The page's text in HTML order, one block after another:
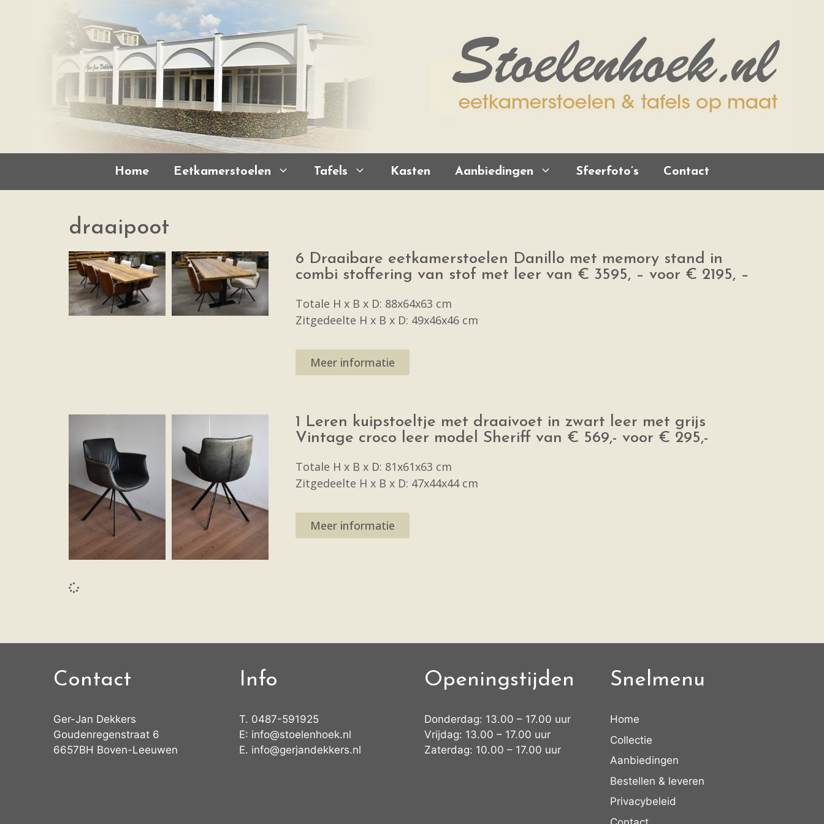
Home Eetkamerstoelen Tafels Kasten Aanbiedingen Sfeerfoto’s Contact
draaipoot
6 Draaibare eetkamerstoelen Danillo met memory stand in
combi stoffering van stof met leer van € 3595, – voor € 2195, –
Totale H x B x D: 88x64x63 cm
Zitgedeelte H x B x D: 49x46x46 cm
Meer informatie
1 Leren kuipstoeltje met draaivoet in zwart leer met grijs
Vintage croco leer model Sheriff van € 569,- voor € 295,-
Totale H x B x D: 81x61x63 cm
Zitgedeelte H x B x D: 47x44x44 cm
Meer informatie
Contact
Ger-Jan Dekkers
Goudenregenstraat 6
6657BH Boven-Leeuwen
Info
T. 0487-591925
E: info@stoelenhoek.nl
E. info@gerjandekkers.nl
Openingstijden
Donderdag: 13.00 – 17.00 uur
Vrijdag: 13.00 – 17.00 uur
Zaterdag: 10.00 – 17.00 uur
Snelmenu
Home
Collectie
Aanbiedingen
Bestellen & leveren
Privacybeleid